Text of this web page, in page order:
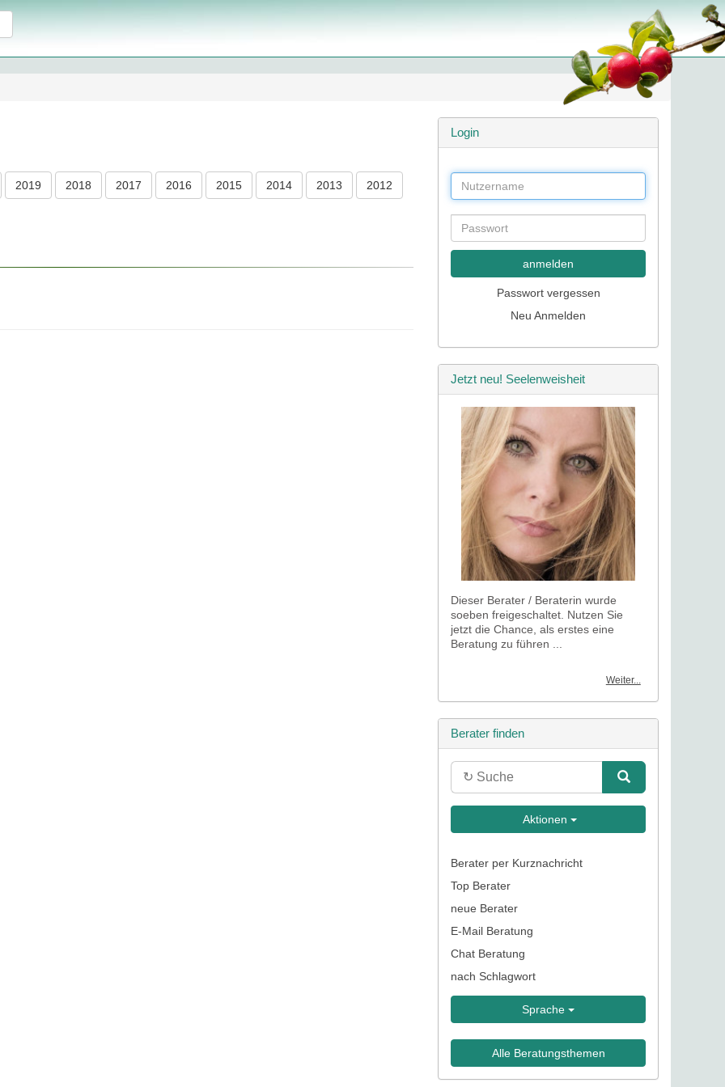
2019 2018 2017 2016 2015 2014 2013 2012
Login
anmelden
Passwort vergessen
Neu Anmelden
Jetzt neu! Seelenweisheit
Dieser Berater / Beraterin wurde
soeben freigeschaltet. Nutzen Sie
jetzt die Chance, als erstes eine
Beratung zu führen ...
Weiter...
Berater finden
Aktionen
Berater per Kurznachricht
Top Berater
neue Berater
E-Mail Beratung
Chat Beratung
nach Schlagwort
Sprache
Alle Beratungsthemen